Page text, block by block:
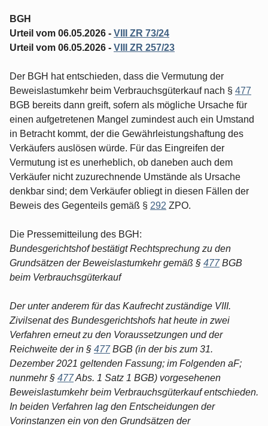
BGH
Urteil vom 06.05.2026 - VIII ZR 73/24
Urteil vom 06.05.2026 - VIII ZR 257/23
Der BGH hat entschieden, dass die Vermutung der
Beweislastumkehr beim Verbrauchsgüterkauf nach § 477
BGB bereits dann greift, sofern als mögliche Ursache für
einen aufgetretenen Mangel zumindest auch ein Umstand
in Betracht kommt, der die Gewährleistungshaftung des
Verkäufers auslösen würde. Für das Eingreifen der
Vermutung ist es unerheblich, ob daneben auch dem
Verkäufer nicht zuzurechnende Umstände als Ursache
denkbar sind; dem Verkäufer obliegt in diesen Fällen der
Beweis des Gegenteils gemäß § 292 ZPO.
Die Pressemitteilung des BGH:
Bundesgerichtshof bestätigt Rechtsprechung zu den
Grundsätzen der Beweislastumkehr gemäß § 477BGB
beim Verbrauchsgüterkauf
Der unter anderem für das Kaufrecht zuständige VIII.
Zivilsenat des Bundesgerichtshofs hat heute in zwei
Verfahren erneut zu den Voraussetzungen und der
Reichweite der in § 477BGB (in der bis zum 31.
Dezember 2021 geltenden Fassung; im Folgenden aF;
nunmehr § 477Abs. 1 Satz 1 BGB) vorgesehenen
Beweislastumkehr beim Verbrauchsgüterkauf entschieden.
In beiden Verfahren lag den Entscheidungen der
Vorinstanzen ein von den Grundsätzen der